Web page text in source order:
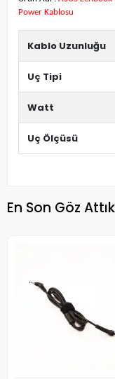
Power Kablosu
Kablo Uzunluğu
Uç Tipi
Watt
Uç Ölçüsü
En Son Göz